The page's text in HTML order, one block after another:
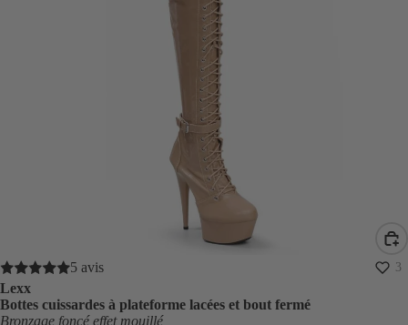
5 avis 3
Lexx
Bottes cuissardes à plateforme lacées et bout fermé
Bronzage foncé effet mouillé